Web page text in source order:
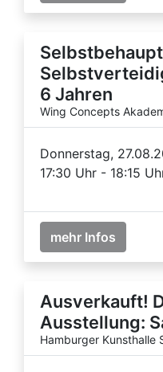
6 Jahren
Wing Concepts
Donnerstag,
17:30 Uhr - 18:15
mehr Infos
Ausverkauft!
Ausstellung:
Hamburger Kunsthalle